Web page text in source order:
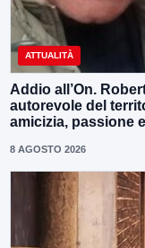
ATTUALITÀ
Addio all’On.
autorevole del
amicizia, passione
8 AGOSTO 2026